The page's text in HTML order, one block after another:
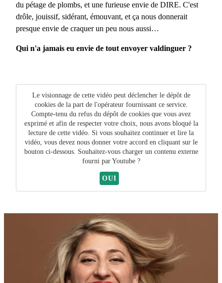
du pétage de plombs, et une furieuse envie de DIRE. C'est
drôle, jouissif, sidérant, émouvant, et ça nous donnerait
presque envie de craquer un peu nous aussi…
Qui n'a jamais eu envie de tout envoyer valdinguer ?
Le visionnage de cette vidéo peut déclencher le dépôt de
cookies de la part de l'opérateur fournissant ce service.
Compte-tenu du refus du dépôt de cookies que vous avez
exprimé et afin de respecter votre choix, nous avons bloqué la
lecture de cette vidéo. Si vous souhaitez continuer et lire la
vidéo, vous devez nous donner votre accord en cliquant sur le
bouton ci-dessous. Souhaitez-vous charger un contenu externe
fourni par Youtube?
OUI